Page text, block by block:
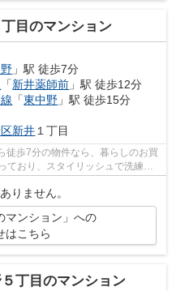
目のマンション
」駅 徒歩7分
「新井薬師前 」駅 徒歩12分
「東中野 」駅 徒歩15分
新井１丁目
徒歩7分の物件なら、暮らしのお買
ており、スタイリッシュで洗練さ
りません。
マンション」への
はこちら
丁目のマンション